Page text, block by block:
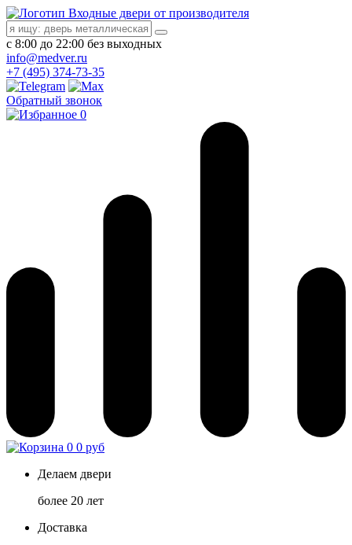
Входные двери от производителя
с 8:00 до 22:00 без выходных
info@medver.ru
+7 (495) 374-73-35
Обратный звонок
0
0 0 руб
Делаем двери
более 20 лет
Доставка